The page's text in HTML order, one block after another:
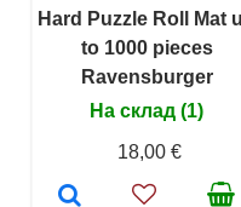
Hard Puzzle Roll Mat
to 1000 pieces
Ravensburger
На склад (1)
18,00 €